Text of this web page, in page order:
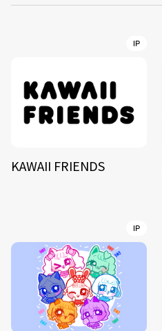
IP
KAWAII FRIENDS
IP